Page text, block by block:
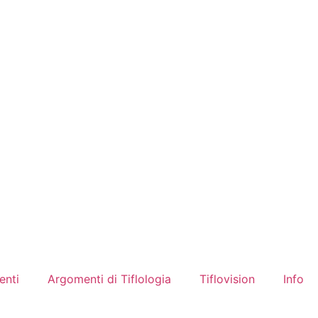
Argomenti di Tiflologia Tiflovision Info